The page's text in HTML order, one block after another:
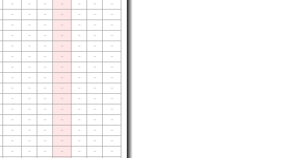
－ － － － － －
－
－ － － － － －
－
－ － － － － －
－
－ － － － － －
－
－ － － － － －
－
－ － － － － －
－
－ － － － － －
－
－ － － － － －
－
－ － － － － －
－
－ － － － － －
－
－ － － － － －
－
－ － － － － －
－
－ － － － － －
－
－ － － － － －
－
－ － － － － －
－